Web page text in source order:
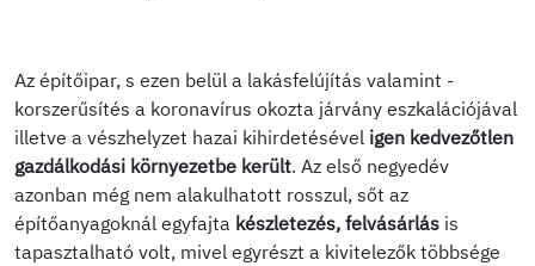
Az építőipar, s ezen belül a lakásfelújítás valamint -
korszerűsítés a koronavírus okozta járvány eszkalációjával
illetve a vészhelyzet hazai kihirdetésével igen kedvezőtlen
gazdálkodási környezetbe került. Az első negyedév
azonban még nem alakulhatott rosszul, sőt az
építőanyagoknál egyfajta készletezés, felvásárlás is
tapasztalható volt, mivel egyrészt a kivitelezők többsége